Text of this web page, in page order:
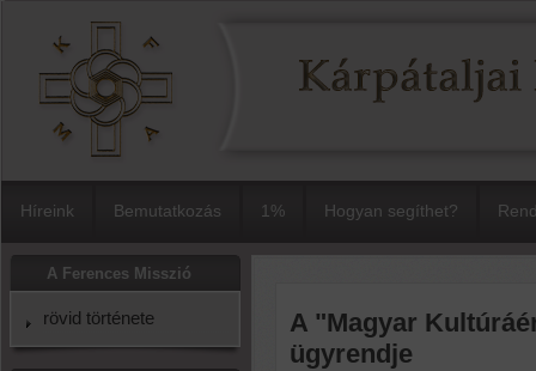
Híreink Bemutatkozás 1% Hogyan segíthet?
A Ferences Misszió
rövid története
A "Magyar
ügyrendje